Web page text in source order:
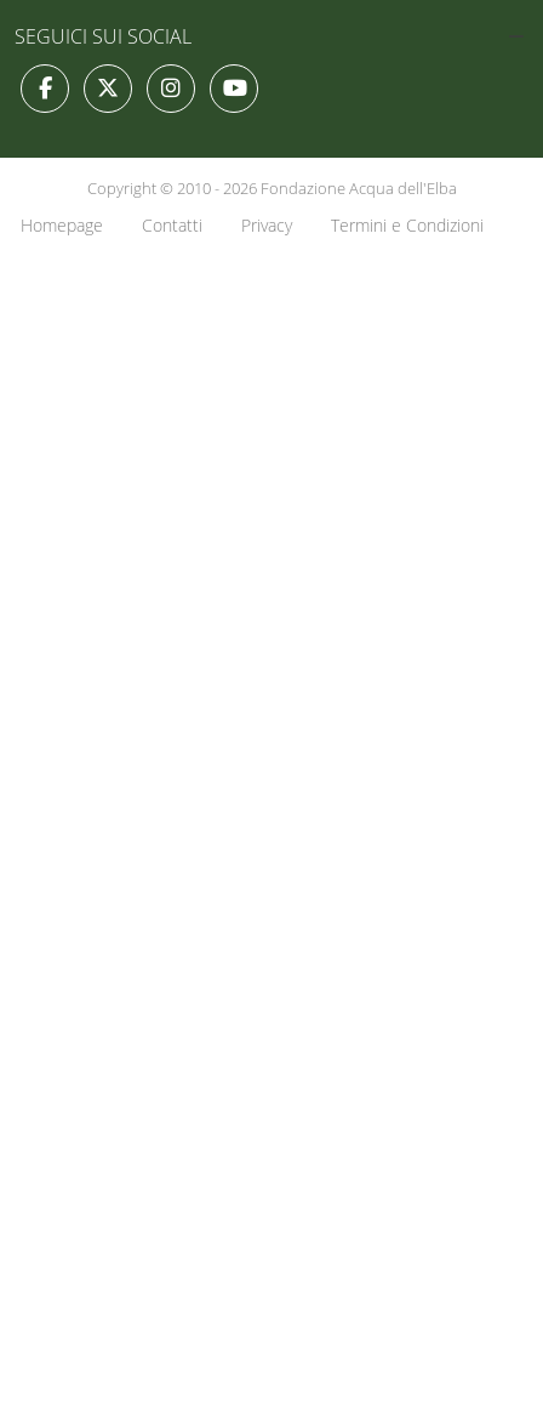
SEGUICI SUI SOCIAL
Homepage Contatti Privacy Termini e Condizioni
Copyright © 2010 - 2026 Fondazione Acqua dell'Elba